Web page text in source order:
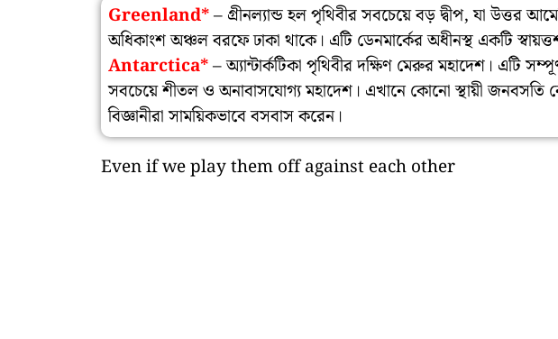
Greenland*– গ্রীনল্যান্ড হল পৃথিবীর সবচেয়ে বড় দ্বীপ, যা উত্তর
অধিকাংশ অঞ্চল বরফে ঢাকা থাকে। এটি ডেনমার্কের অধীনস্থ একটি
Antarctica*– অ্যান্টার্কটিকা পৃথিবীর দক্ষিণ মেরুর মহাদেশ। এটি
সবচেয়ে শীতল ও অনাবাসযোগ্য মহাদেশ। এখানে কোনো স্থায়ী জনবসতি
বিজ্ঞানীরা সাময়িকভাবে বসবাস করেন।
Even if we play them off against each other